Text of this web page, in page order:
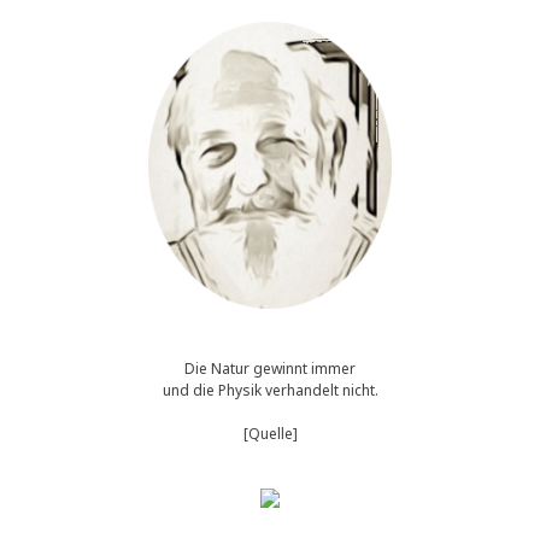
Die Natur gewinnt immer
und die Physik verhandelt nicht.
[Quelle]